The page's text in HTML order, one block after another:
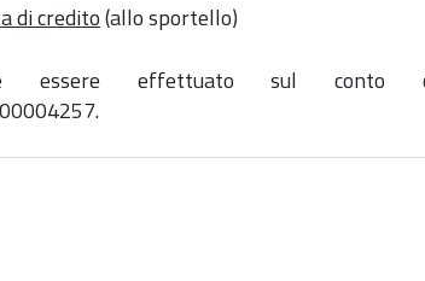
di credito(allo sportello)
essere effettuato sul conto